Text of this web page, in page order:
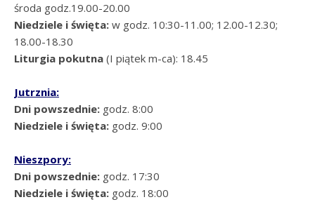
środa godz.19.00-20.00
Niedziele i święta: w godz. 10:30-11.00; 12.00-12.30;
18.00-18.30
Liturgia pokutna (I piątek m-ca): 18.45
Jutrznia:
Dni powszednie: godz. 8:00
Niedziele i święta: godz. 9:00
Nieszpory:
Dni powszednie: godz. 17:30
Niedziele i święta: godz. 18:00